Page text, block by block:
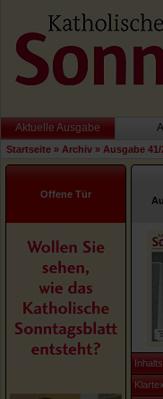
Aktuelle Ausgabe
Startseite » Archiv » Ausgabe 41/
Offene Tür